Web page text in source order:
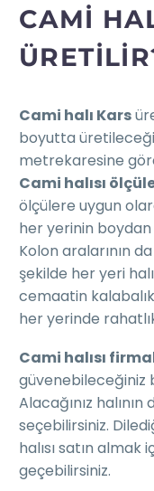
CAMI
Cami halı Kars
boyutta
metrekaresine
Cami halısı
ölçülere uygun
her yerinin boydan
Kolon aralarının
şekilde her yeri
cemaatin
her yerinde
Cami halısı
güvenebileceğiniz
Alacağınız
seçebilirsiniz.
halısı satın almak
geçebilirsiniz.